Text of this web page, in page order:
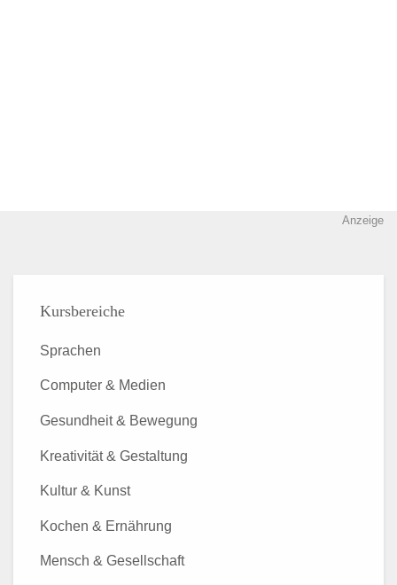
Anzeige
Kursbereiche
Sprachen
Computer & Medien
Gesundheit & Bewegung
Kreativität & Gestaltung
Kultur & Kunst
Kochen & Ernährung
Mensch & Gesellschaft